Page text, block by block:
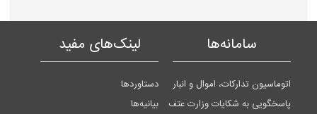
سامانه‌ها
اتوماسیون تدارکات، اموال و انبار
پاسخگویی به شکایات وزارت عتف
لینک‌های مفید
دستاوردها
بیانیه‌ها